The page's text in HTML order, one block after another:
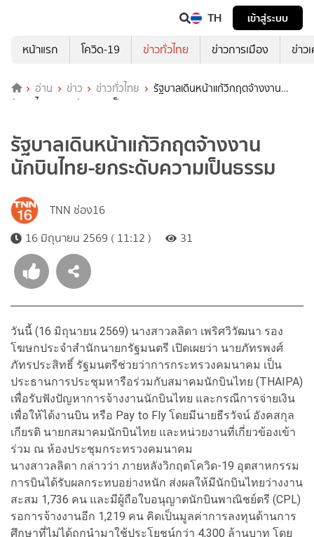
TH
เข้าสู่ระบบ
หน้าแรก
โควิด-19 ข่าวทั่วไทย ข่าวการเมือง ข่าว
อ่าน ข่าว ข่าวทั่วไทย
รัฐบาลเดินหน้าแก้วิกฤตจ้างงาน
นักบินไทย-ยกระดับความเป็นธรรม
รัฐบาลเดินหน้าแก้วิกฤตจ้างงาน
นักบินไทย-ยกระดับความเป็นธรรม
TNN ช่อง16
16 มิถุนายน 2569 ( 11:12 )
31
วันนี้ (16 มิถุนายน 2569) นางสาวลลิดา เพริศวิวัฒนา รอง
โฆษกประจำสำนักนายกรัฐมนตรี เปิดเผยว่า นายภัทรพงศ์
ภัทรประสิทธิ์ รัฐมนตรีช่วยว่าการกระทรวงคมนาคม เป็น
ประธานการประชุมหารือร่วมกับสมาคมนักบินไทย (THAIPA)
เพื่อรับฟังปัญหาการจ้างงานนักบินไทย และกรณีการจ่ายเงิน
เพื่อให้ได้งานบิน หรือ Pay to Fly โดยมีนายธีรวัจน์ อังคสกุล
เกียรติ นายกสมาคมนักบินไทย และหน่วยงานที่เกี่ยวข้องเข้า
ร่วม ณ ห้องประชุมกระทรวงคมนาคม
นางสาวลลิดา กล่าวว่า ภายหลังวิกฤตโควิด-19 อุตสาหกรรม
การบินได้รับผลกระทบอย่างหนัก ส่งผลให้มีนักบินไทยว่างงาน
สะสม 1,736 คน และมีผู้ถือใบอนุญาตนักบินพาณิชย์ตรี (CPL)
รอการจ้างงานอีก 1,219 คน คิดเป็นมูลค่าการลงทุนด้านการ
ศึกษาที่ไม่ได้ถูกนำมาใช้ประโยชน์กว่า 4,300 ล้านบาท โดย